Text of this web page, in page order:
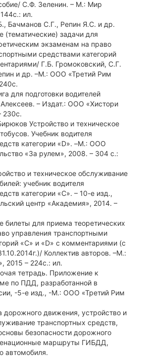
С.Ф. Зеленин. – М.: Мир
ил.
Бачманов С.Г., Репин Я.С. и др.
(тематические) задачи для
экзаменам на право
средствами категорий
Г.Б. Громоковский, С.Г.
и др. –М.: ООО «Третий Рим
для подготовки водителей
– Издат.: ООО «Хистори
230с.
Устройство и техническое
Учебник водителя
категории «D». –М.: ООО
«За рулем», 2008. – 304 с.:
и техническое обслуживание
учебник водителя
категории «С». – 10-е изд.,
центр «Академия», 2014. –
билеты для приема теоретических
управления транспортными
«С» и «D» с комментариями (с
Коллектив авторов. –М.:
2015 – 224с.: ил.
тетрадь. Приложение к
по ПДД, разработанной в
-5-е изд., -М.: ООО «Третий Рим
движения, устройство и
транспортных средств,
безопасности дорожного
маршруты ГИБДД,
автомобиля.